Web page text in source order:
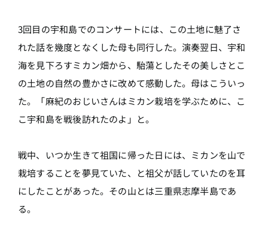
3回目の宇和島でのコンサートには、この土地に魅了さ
れた話を幾度となくした母も同行した。演奏翌日、宇和
海を見下ろすミカン畑から、駘蕩としたその美しさとこ
の土地の自然の豊かさに改めて感動した。母はこういっ
た。「麻紀のおじいさんはミカン栽培を学ぶために、こ
こ宇和島を戦後訪れたのよ」と。
戦中、いつか生きて祖国に帰った日には、ミカンを山で
栽培することを夢見ていた、と祖父が話していたのを耳
にしたことがあった。その山とは三重県志摩半島であ
る。